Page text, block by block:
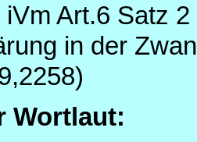
iVm Art.6 Satz
in der
Wortlaut: